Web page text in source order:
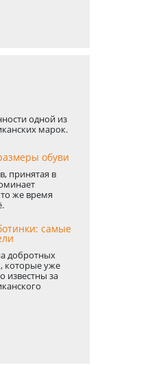
одной из
марок.
обуви
принятая в
же время
самые
добротных
которые уже
известны за